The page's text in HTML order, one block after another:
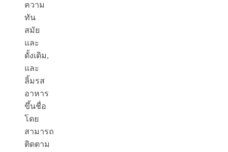
ความ
ทัน
สมัย
และ
ดั้งเดิม,
และ
ลิ้มรส
อาหาร
ขึ้นชื่อ
โดย
สามารถ
ติดตาม